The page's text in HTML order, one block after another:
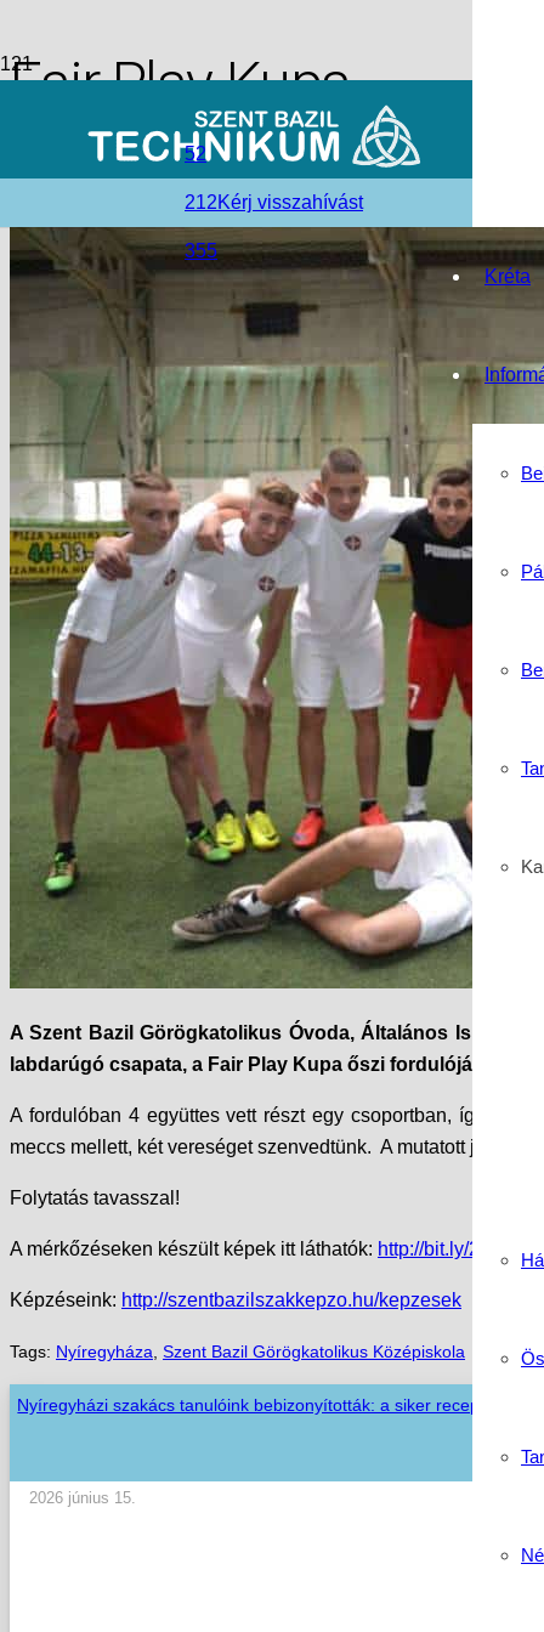
Kréta
52
212
355
Kérj visszahívást
Fair Play Kupa
2017-11-27
folder_openHírek,Nyíregyházi Tagintézmény
A Szent Bazil Görögkatolikus Óvoda, Általános Iskola,
labdarúgó csapata, a Fair Play Kupa őszi fordulóján vett
A fordulóban 4 együttes vett részt egy csoportban, így
meccs mellett, két vereséget szenvedtünk. A mutatott játék
Folytatás tavasszal!
A mérkőzéseken készült képek itt láthatók: http://bit.ly/2A41GCx
Képzéseink: http://szentbazilszakkepzo.hu/kepzesek
Tags: Nyíregyháza Szent Bazil Görögkatolikus Középiskola
Nyíregyházi szakács tanulóink bebizonyították: a siker receptje a
2026 június 15.